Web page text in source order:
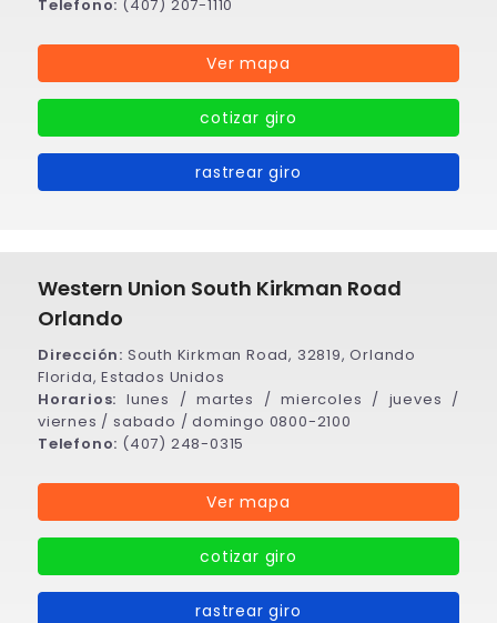
Telefono: (407) 207-1110
Ver mapa
cotizar giro
rastrear giro
Western Union South Kirkman Road
Orlando
Dirección: South Kirkman Road, 32819, Orlando
Florida, Estados Unidos
Horarios: lunes / martes / miercoles / jueves /
viernes / sabado / domingo 0800-2100
Telefono: (407) 248-0315
Ver mapa
cotizar giro
rastrear giro